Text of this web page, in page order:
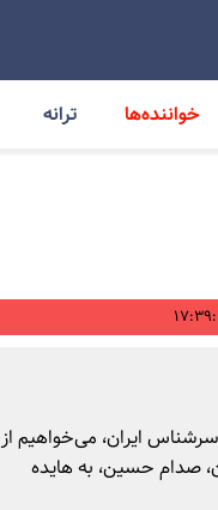
خواننده‌ها ترانه
سرشناس ایران، می‌خواهیم از
صدام حسین، به هایده